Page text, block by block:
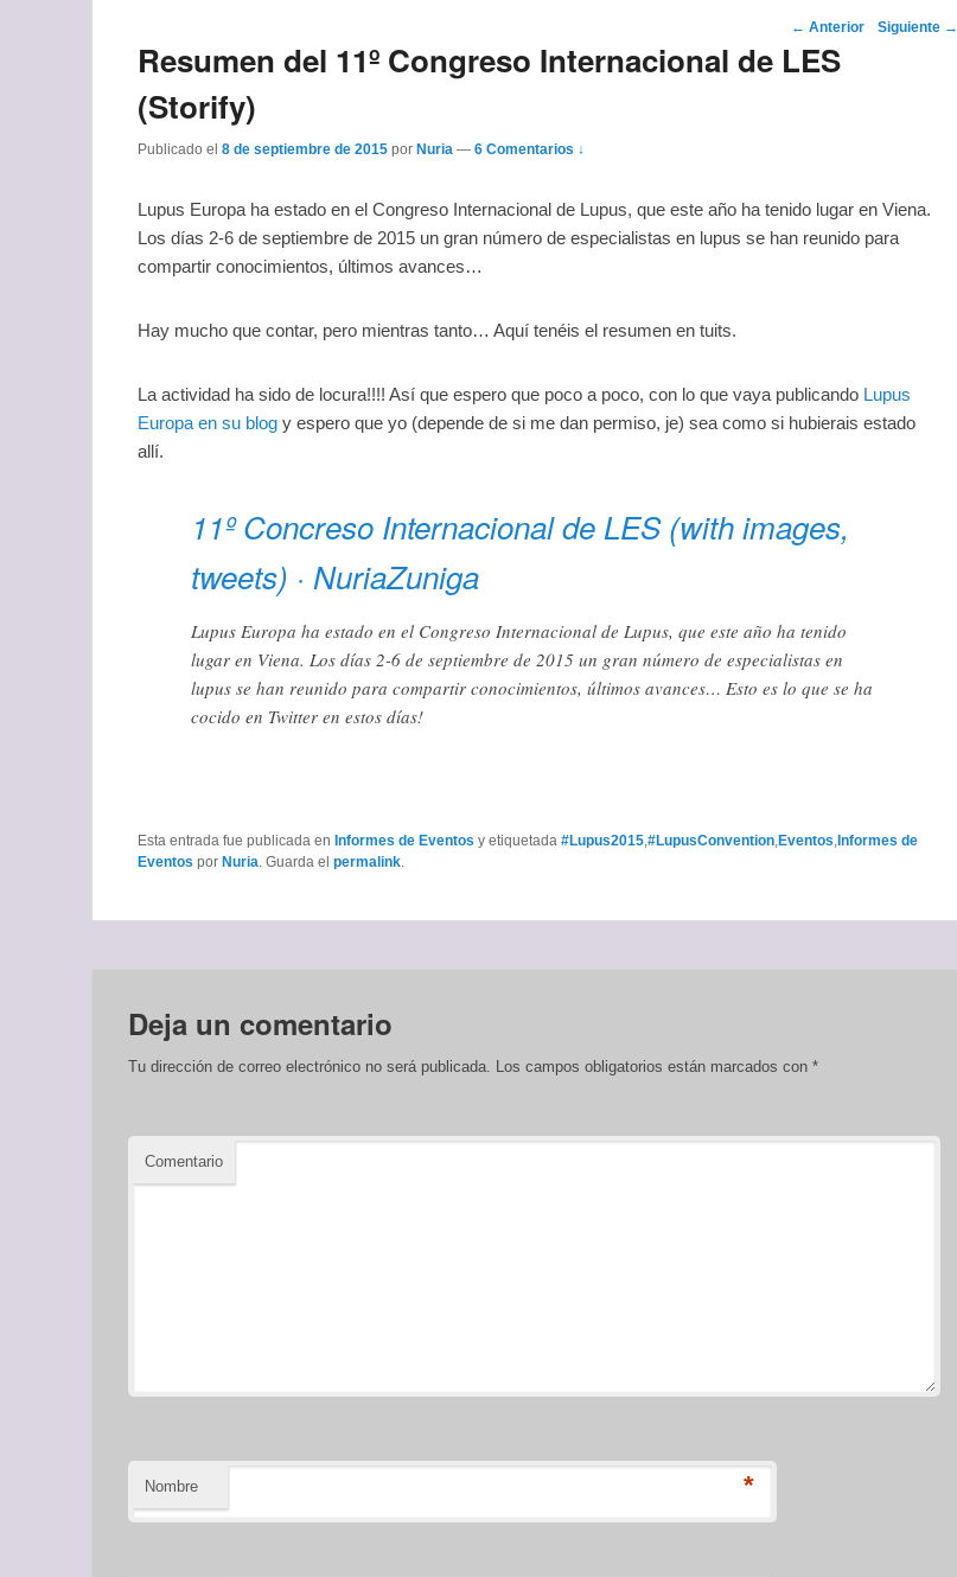
Navegador de
← Anterior Siguiente →
Resumen del 11º Congreso Internacional de LES
(Storify)
Publicado el 8 de septiembre de 2015 por Nuria — 6 Comentarios ↓
Lupus Europa ha estado en el Congreso Internacional de Lupus, que este año ha tenido lugar en Viena.
Los días 2-6 de septiembre de 2015 un gran número de especialistas en lupus se han reunido para
compartir conocimientos, últimos avances…
Hay mucho que contar, pero mientras tanto… Aquí tenéis el resumen en tuits.
La actividad ha sido de locura!!!! Así que espero que poco a poco, con lo que vaya publicando Lupus
Europa en su blog y espero que yo (depende de si me dan permiso, je) sea como si hubierais estado
allí.
11º Concreso Internacional de LES (with images,
tweets) · NuriaZuniga
Lupus Europa ha estado en el Congreso Internacional de Lupus, que este año ha tenido
lugar en Viena. Los días 2-6 de septiembre de 2015 un gran número de especialistas en
lupus se han reunido para compartir conocimientos, últimos avances… Esto es lo que se ha
cocido en Twitter en estos días!
Esta entrada fue publicada en Informes de Eventos y etiquetada #Lupus2015 #LupusConvention Eventos Informes de
Eventos por Nuria . Guarda el permalink
Deja un comentario
Tu dirección de correo electrónico no será publicada. Los campos obligatorios están marcados con *
Comentario
Nombre *